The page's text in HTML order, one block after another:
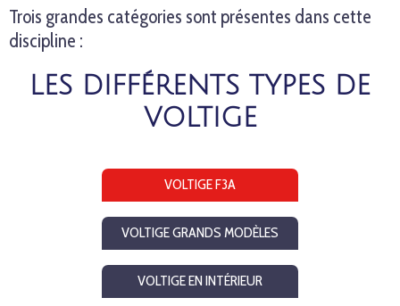
Trois grandes catégories sont présentes dans cette
discipline :
LES DIFFÉRENTS TYPES DE
VOLTIGE
VOLTIGE F3A
VOLTIGE GRANDS MODÈLES
VOLTIGE EN INTÉRIEUR